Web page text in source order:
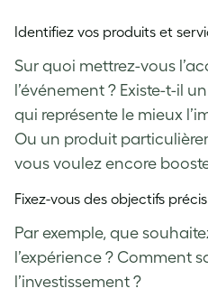
Identifiez vos produits et
Sur quoi mettrez-vous
l’événement ? Existe-t-il
qui représente le mieux
Ou un produit
vous voulez encore
Fixez-vous des objectifs
Par exemple, que
l’expérience ? Comment
l’investissement ?